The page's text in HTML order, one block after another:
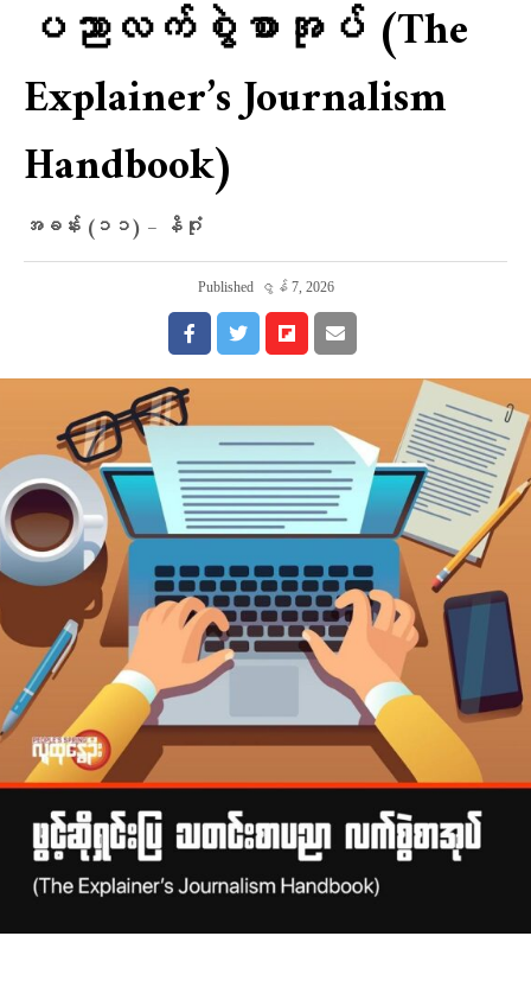
ပညာလက်စွဲစာအုပ် (The
Explainer’s Journalism
Handbook)
အခန်း (၁၁) – နိဂုံး
Published ဇွန် 7, 2026